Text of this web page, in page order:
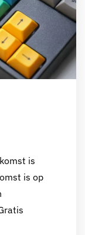
is
is op